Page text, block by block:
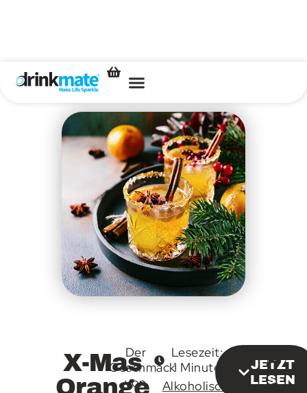
X-Mas
Der
Geschmack
von
Lesezeit:
1 Minute
Alkoholisch
JETZT
LESEN